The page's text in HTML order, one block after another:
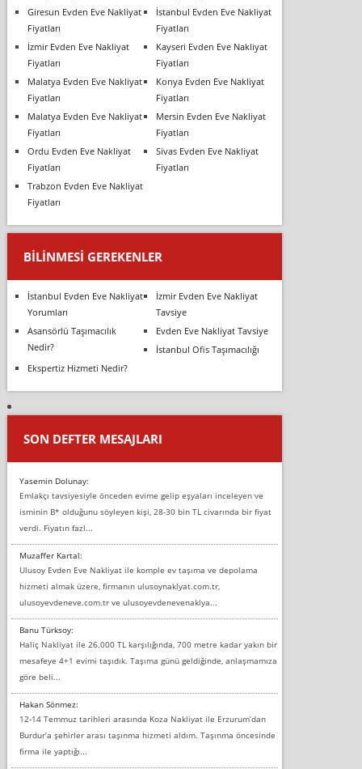
Giresun Evden Eve Nakliyat
Fiyatları
İstanbul Evden Eve Nakliyat
Fiyatları
İzmir Evden Eve Nakliyat
Fiyatları
Kayseri Evden Eve Nakliyat
Fiyatları
Malatya Evden Eve Nakliyat
Fiyatları
Konya Evden Eve Nakliyat
Fiyatları
Malatya Evden Eve Nakliyat
Fiyatları
Mersin Evden Eve Nakliyat
Fiyatları
Ordu Evden Eve Nakliyat
Fiyatları
Sivas Evden Eve Nakliyat
Fiyatları
Trabzon Evden Eve Nakliyat
Fiyatları
BILINMESI GEREKENLER
İstanbul Evden Eve Nakliyat
Yorumları
İzmir Evden Eve Nakliyat
Tavsiye
Asansörlü Taşımacılık
Nedir?
Evden Eve Nakliyat Tavsiye
İstanbul Ofis Taşımacılığı
Ekspertiz Hizmeti Nedir?
SON DEFTER MESAJLARI
Yasemin Dolunay:
Emlakçı tavsiyesiyle önceden evime gelip eşyaları inceleyen ve
isminin B* olduğunu söyleyen kişi, 28-30 bin TL civarında bir fiyat
verdi. Fiyatın fazl...
Muzaffer Kartal:
Ulusoy Evden Eve Nakliyat ile komple ev taşıma ve depolama
hizmeti almak üzere, firmanın ulusoynaklyat.com.tr,
ulusoyevdeneve.com.tr ve ulusoyevdenevenaklya...
Banu Türksoy:
Haliç Nakliyat ile 26.000 TL karşılığında, 700 metre kadar yakın bir
mesafeye 4+1 evimi taşıdık. Taşıma günü geldiğinde, anlaşmamıza
göre beli...
Hakan Sönmez:
12-14 Temmuz tarihleri arasında Koza Nakliyat ile Erzurum’dan
Burdur’a şehirler arası taşınma hizmeti aldım. Taşınma öncesinde
firma ile yaptığı...